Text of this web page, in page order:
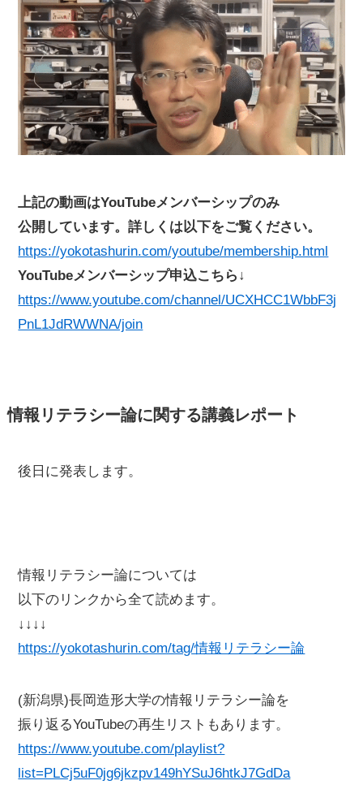
上記の動画はYouTubeメンバーシップのみ
公開しています。詳しくは以下をご覧ください。
https://yokotashurin.com/youtube/membership.html
YouTubeメンバーシップ申込こちら↓
https://www.youtube.com/channel/UCXHCC1WbbF3j
PnL1JdRWWNA/join
情報リテラシー論に関する講義レポート
後日に発表します。
情報リテラシー論については
以下のリンクから全て読めます。
↓↓↓↓
https://yokotashurin.com/tag/情報リテラシー論
(新潟県)長岡造形大学の情報リテラシー論を
振り返るYouTubeの再生リストもあります。
https://www.youtube.com/playlist?
list=PLCj5uF0jg6jkzpv149hYSuJ6htkJ7GdDa